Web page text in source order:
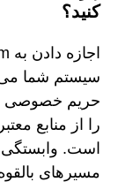
کنید؟
سیستم شما
حریم خصوصی
را از منابع
است. وابستگی
مسیرهای